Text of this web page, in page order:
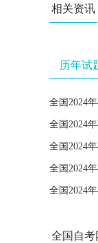
相关资讯
历年试
全国2024
全国2024
全国2024
全国2024
全国自考